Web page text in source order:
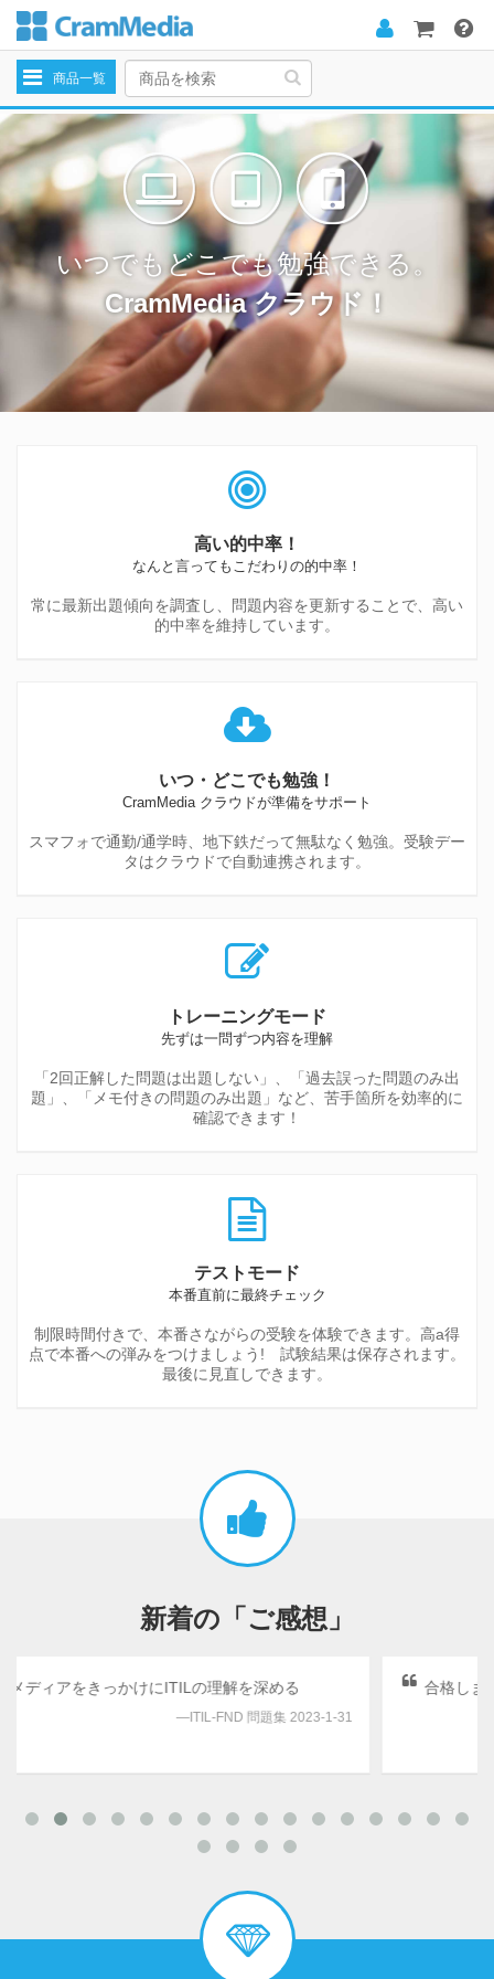
navigation
商品一覧
いつでもどこでも勉強できる。
CramMedia クラウド！
高い的中率！
なんと言ってもこだわりの的中率！
常に最新出題傾向を調査し、問題内容を更新することで、高い
的中率を維持しています。
いつ・どこでも勉強！
CramMedia クラウドが準備をサポート
スマフォで通勤/通学時、地下鉄だって無駄なく勉強。受験デー
タはクラウドで自動連携されます。
トレーニングモード
先ずは一問ずつ内容を理解
「2回正解した問題は出題しない」、「過去誤った問題のみ出
題」、「メモ付きの問題のみ出題」など、苦手箇所を効率的に
確認できます！
テストモード
本番直前に最終チェック
制限時間付きで、本番さながらの受験を体験できます。高a得
点で本番への弾みをつけましょう! 試験結果は保存されます。
最後に見直しできます。
新着の「ご感想」
る 合格しました